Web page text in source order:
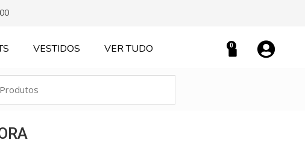
VESTIDOS VER TUDO 0
Carrinho